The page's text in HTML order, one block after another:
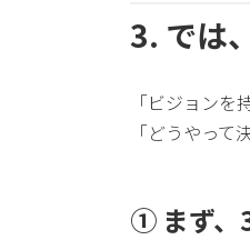
3. では
「ビジョンを
「どうやって
① まず、